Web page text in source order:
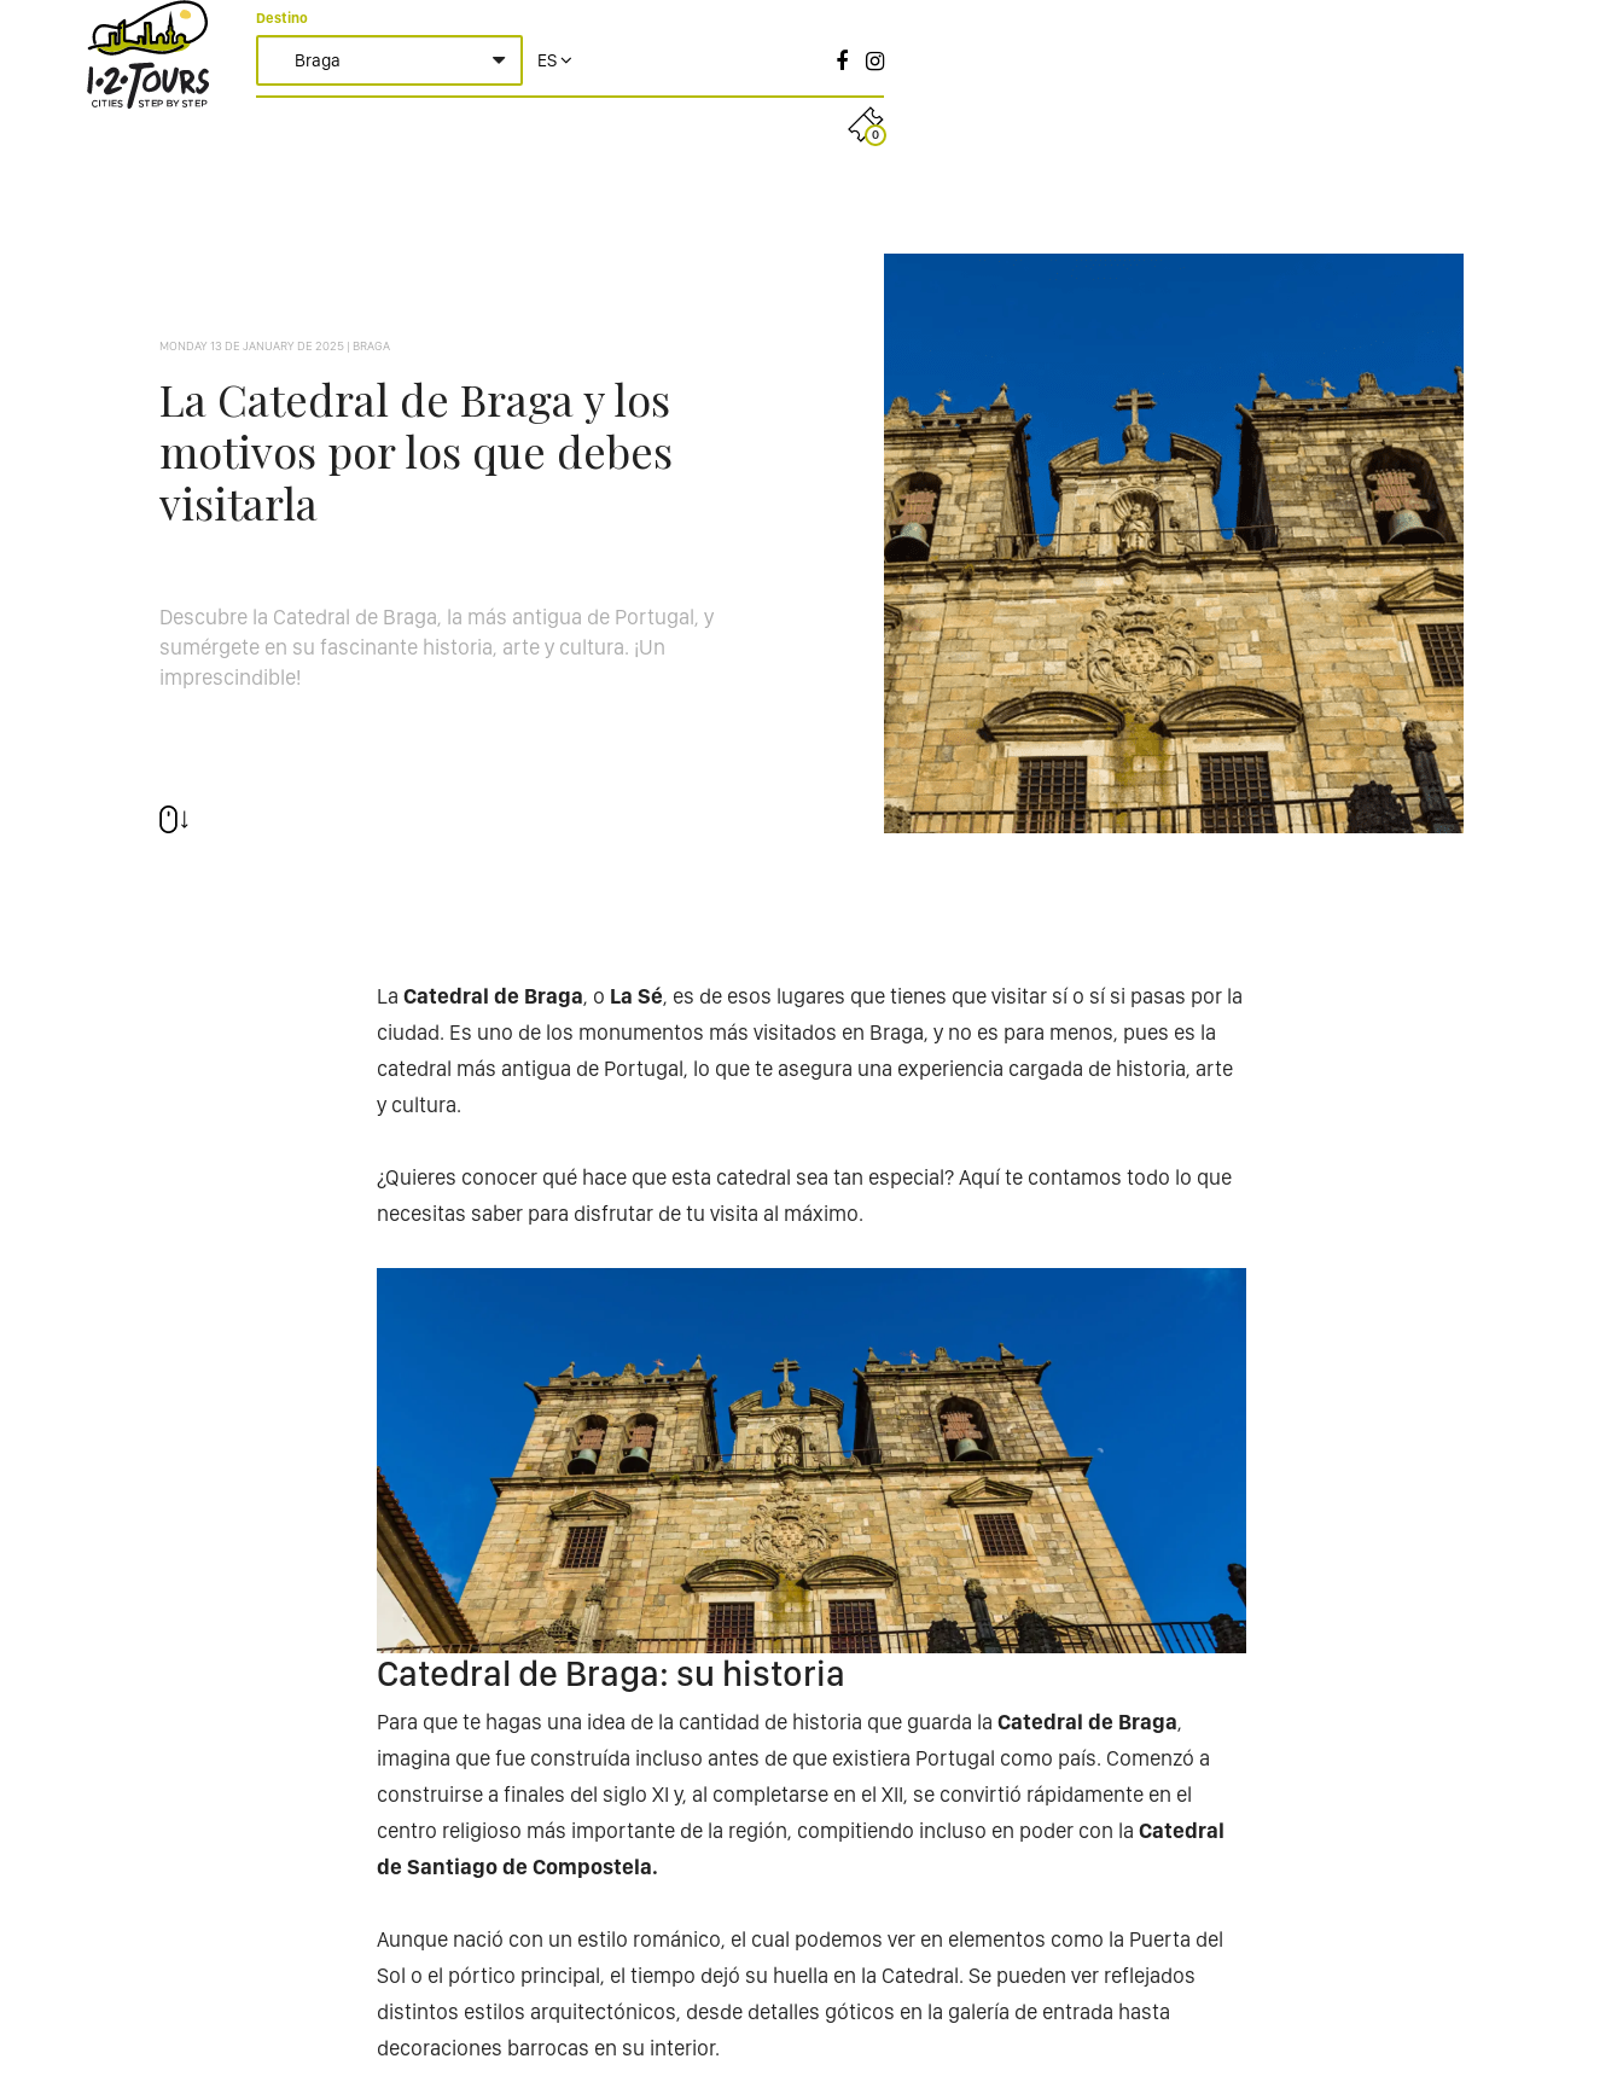
Destino
ES
0
MONDAY 13 DE JANUARY DE 2025 | BRAGA
La Catedral de Braga y los
motivos por los que debes
visitarla
Descubre la Catedral de Braga, la más antigua de Portugal, y
sumérgete en su fascinante historia, arte y cultura. ¡Un
imprescindible!
La Catedral de Braga, o La Sé, es de esos lugares que tienes que visitar sí o sí si pasas por la
ciudad. Es uno de los monumentos más visitados en Braga, y no es para menos, pues es la
catedral más antigua de Portugal, lo que te asegura una experiencia cargada de historia, arte
y cultura.
¿Quieres conocer qué hace que esta catedral sea tan especial? Aquí te contamos todo lo que
necesitas saber para disfrutar de tu visita al máximo.
Catedral de Braga: su historia
Para que te hagas una idea de la cantidad de historia que guarda la Catedral de Braga,
imagina que fue construída incluso antes de que existiera Portugal como país. Comenzó a
construirse a finales del siglo XI y, al completarse en el XII, se convirtió rápidamente en el
centro religioso más importante de la región, compitiendo incluso en poder con la Catedral
de Santiago de Compostela.
Aunque nació con un estilo románico, el cual podemos ver en elementos como la Puerta del
Sol o el pórtico principal, el tiempo dejó su huella en la Catedral. Se pueden ver reflejados
distintos estilos arquitectónicos, desde detalles góticos en la galería de entrada hasta
decoraciones barrocas en su interior.